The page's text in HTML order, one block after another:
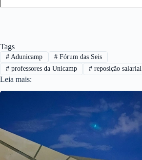
Tags
#Adunicamp #Fórum das Seis
#professores da Unicamp #reposição salarial
Leia mais: